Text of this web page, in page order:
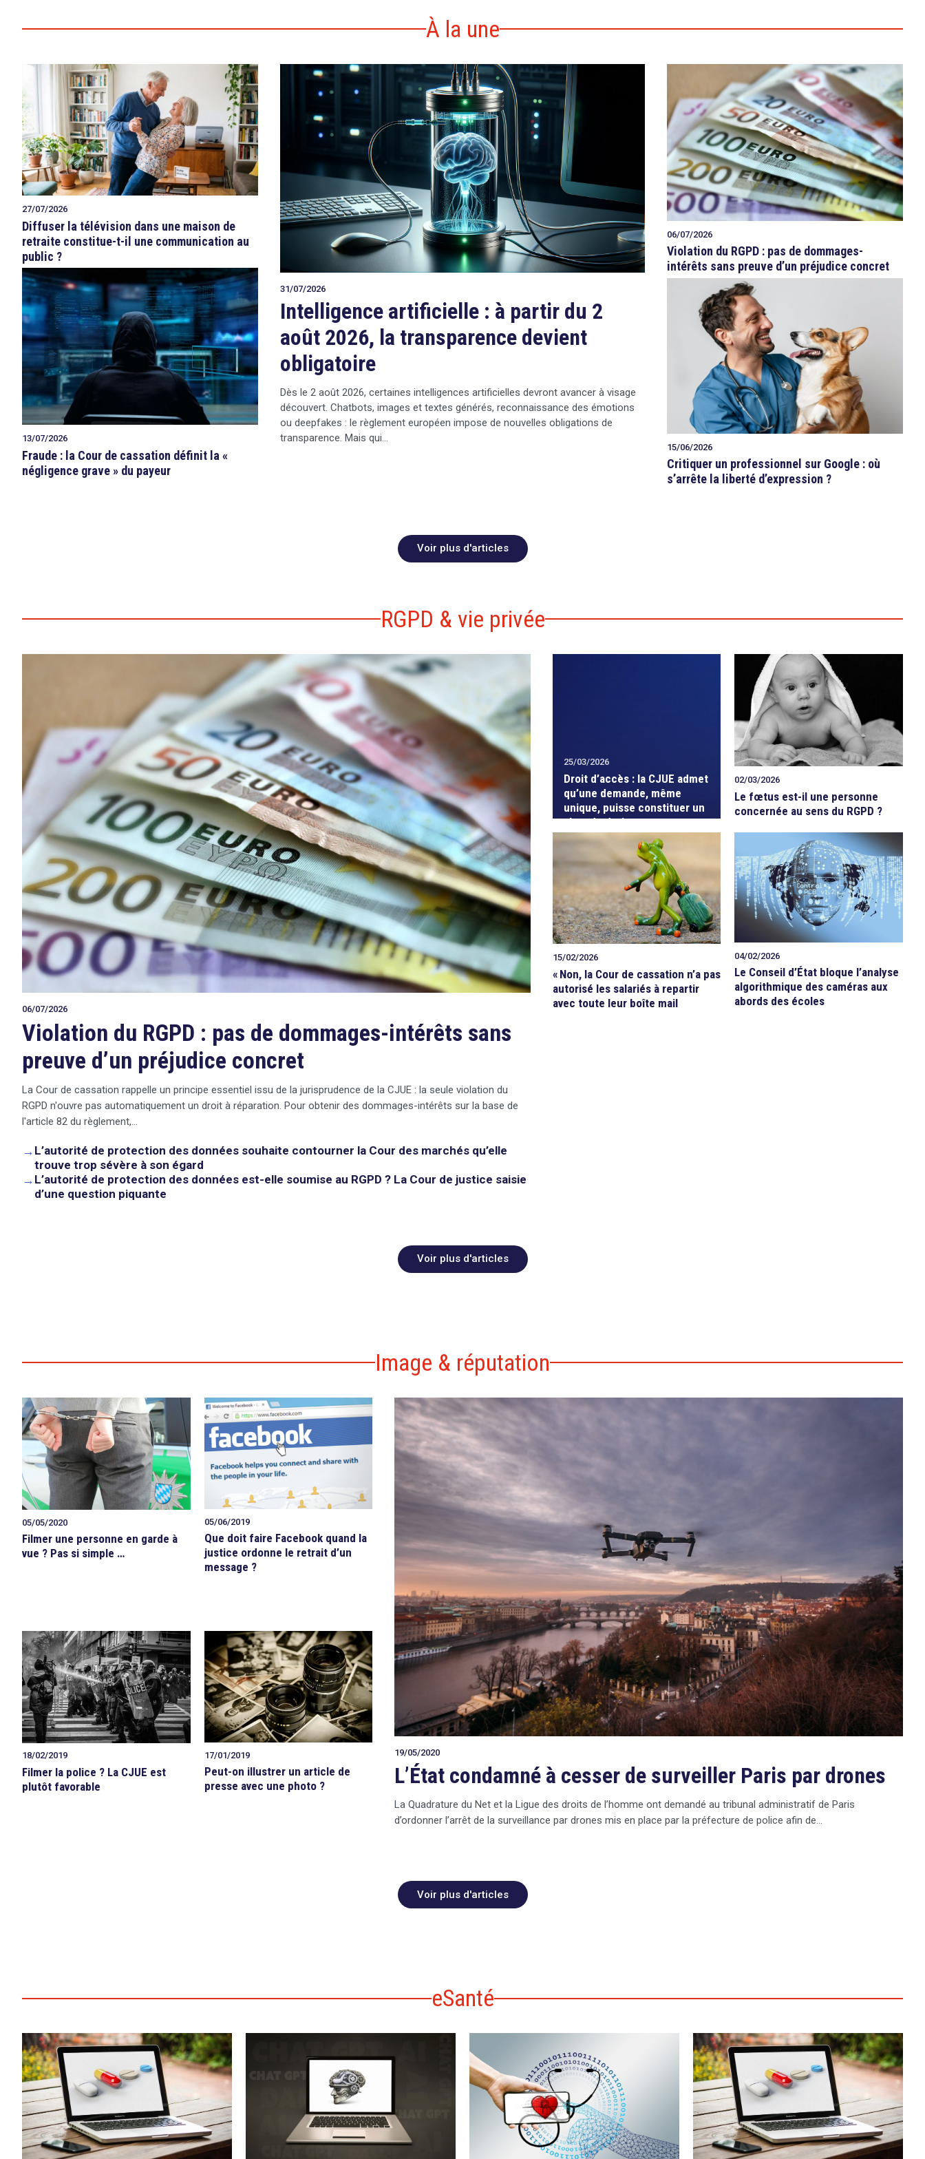
À la une
27/07/2026
Diffuser la télévision dans une maison de
retraite constitue-t-il une communication au
public ?
13/07/2026
Fraude : la Cour de cassation définit la «
négligence grave » du payeur
31/07/2026
Intelligence artificielle : à partir du 2
août 2026, la transparence devient
obligatoire
Dès le 2 août 2026, certaines intelligences artificielles devront avancer à visage
découvert. Chatbots, images et textes générés, reconnaissance des émotions
ou deepfakes : le règlement européen impose de nouvelles obligations de
transparence. Mais qui…
06/07/2026
Violation du RGPD : pas de dommages-
intérêts sans preuve d’un préjudice concret
15/06/2026
Critiquer un professionnel sur Google : où
s’arrête la liberté d’expression ?
Voir plus d'articles
RGPD & vie privée
06/07/2026
Violation du RGPD : pas de dommages-intérêts sans
preuve d’un préjudice concret
La Cour de cassation rappelle un principe essentiel issu de la jurisprudence de la CJUE : la seule violation du
RGPD n'ouvre pas automatiquement un droit à réparation. Pour obtenir des dommages-intérêts sur la base de
l'article 82 du règlement,…
→ L’autorité de protection des données souhaite contourner la Cour des marchés qu’elle
trouve trop sévère à son égard
→ L’autorité de protection des données est-elle soumise au RGPD ? La Cour de justice saisie
d’une question piquante
25/03/2026
Droit d’accès : la CJUE admet
qu’une demande, même
unique, puisse constituer un
abus de droit
02/03/2026
Le fœtus est-il une personne
concernée au sens du RGPD ?
15/02/2026
« Non, la Cour de cassation n’a pas
autorisé les salariés à repartir
avec toute leur boîte mail
04/02/2026
Le Conseil d’État bloque l’analyse
algorithmique des caméras aux
abords des écoles
Voir plus d'articles
Image & réputation
05/05/2020
Filmer une personne en garde à
vue ? Pas si simple …
05/06/2019
Que doit faire Facebook quand la
justice ordonne le retrait d’un
message ?
18/02/2019
Filmer la police ? La CJUE est
plutôt favorable
17/01/2019
Peut-on illustrer un article de
presse avec une photo ?
19/05/2020
L’État condamné à cesser de surveiller Paris par drones
La Quadrature du Net et la Ligue des droits de l’homme ont demandé au tribunal administratif de Paris
d’ordonner l’arrêt de la surveillance par drones mis en place par la préfecture de police afin de…
Voir plus d'articles
eSanté